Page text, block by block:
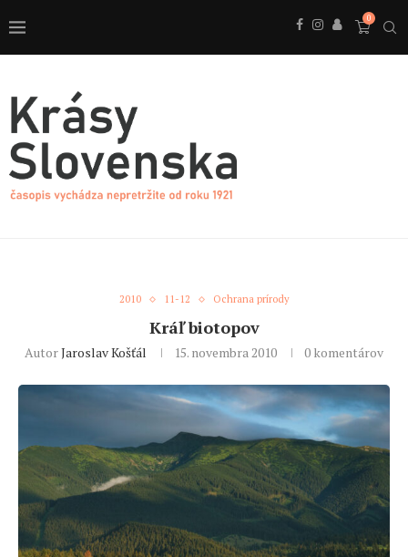
0
2010 11-12 Ochrana prírody
Kráľ biotopov
AutorJaroslav Košťál 15. novembra 2010 0 komentárov